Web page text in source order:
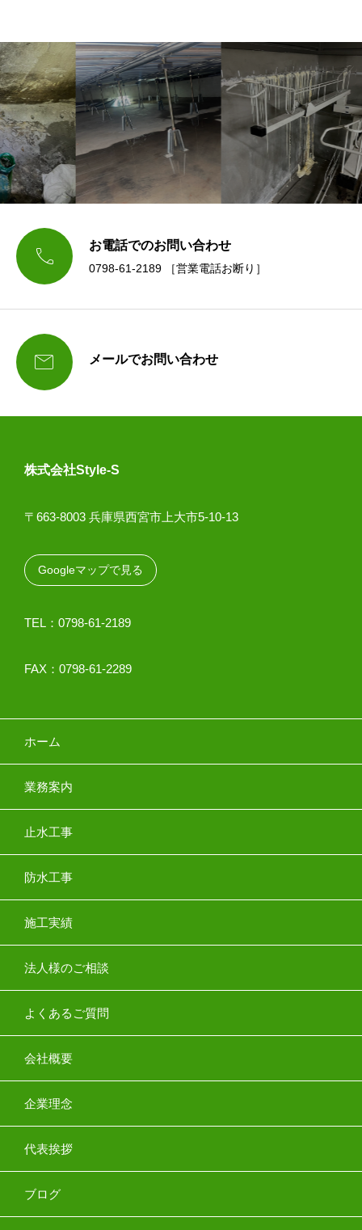
 お電話でのお問い合わせ
0798-61-2189 ［営業電話お断り］
 メールでお問い合わせ
株式会社Style-S
〒663-8003 兵庫県西宮市上大市5-10-13
Googleマップで見る
TEL：0798-61-2189
FAX：0798-61-2289
ホーム
業務案内
止水工事
防水工事
施工実績
法人様のご相談
よくあるご質問
会社概要
企業理念
代表挨拶
ブログ